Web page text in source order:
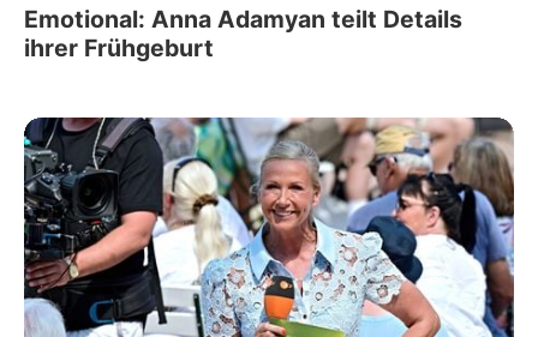
Emotional: Anna Adamyan teilt Details
ihrer Frühgeburt